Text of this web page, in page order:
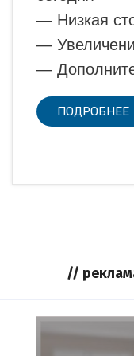
— Низкая
—
—
ПОДРОБНЕЕ
//